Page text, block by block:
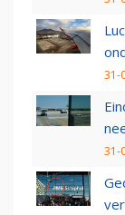
31-
31-